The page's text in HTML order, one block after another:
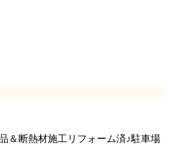
＆断熱材施工リフォーム済♪駐車場